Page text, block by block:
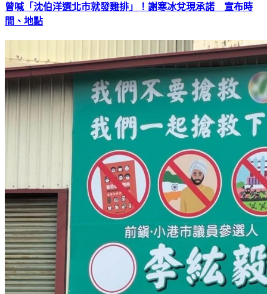
曾喊「沈伯洋選北市就發雞排」！謝寒冰兌現承諾 宣布時
間、地點